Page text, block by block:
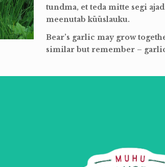
tundma, et teda mitte segi
meenutab küüslauku.
Bear’s garlic may grow
similar but remember –